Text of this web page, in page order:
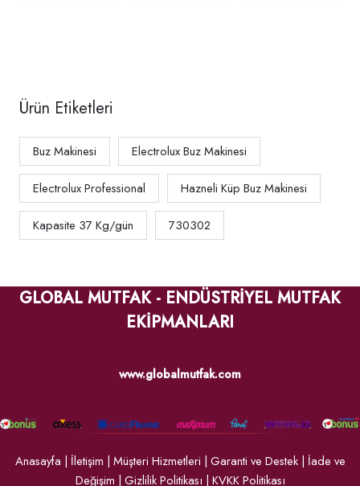
Ürün Etiketleri
Buz Makinesi Electrolux Buz Makinesi
Electrolux Professional Hazneli Küp Buz Makinesi
Kapasite 37 Kg/gün 730302
GLOBAL MUTFAK - ENDÜSTRİYEL MUTFAK
EKİPMANLARI
www.globalmutfak.com
Anasayfa | İletişim | Müşteri Hizmetleri | Garanti ve Destek| İade ve
Değişim | Gizlilik Politikası | KVKK Politikası